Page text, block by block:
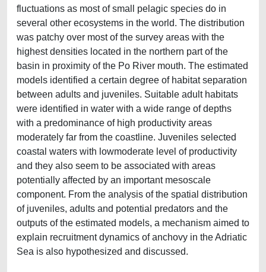
fluctuations as most of small pelagic species do in
several other ecosystems in the world. The distribution
was patchy over most of the survey areas with the
highest densities located in the northern part of the
basin in proximity of the Po River mouth. The estimated
models identified a certain degree of habitat separation
between adults and juveniles. Suitable adult habitats
were identified in water with a wide range of depths
with a predominance of high productivity areas
moderately far from the coastline. Juveniles selected
coastal waters with lowmoderate level of productivity
and they also seem to be associated with areas
potentially affected by an important mesoscale
component. From the analysis of the spatial distribution
of juveniles, adults and potential predators and the
outputs of the estimated models, a mechanism aimed to
explain recruitment dynamics of anchovy in the Adriatic
Sea is also hypothesized and discussed.